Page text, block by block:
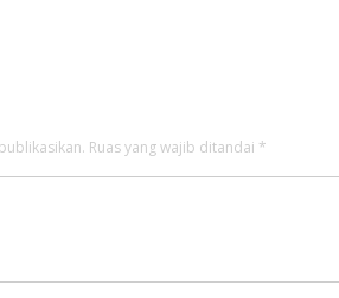
Ruas yang wajib ditandai *